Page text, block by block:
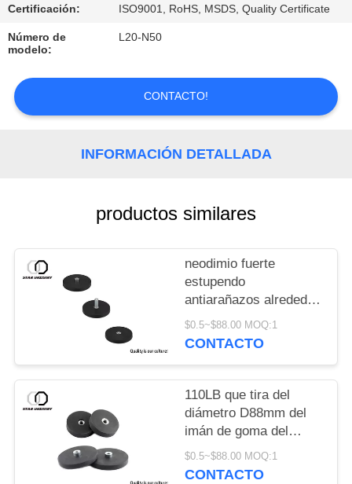
EN
CONTACTO
CON
NOTICIAS
Certificación: ISO9001, RoHS, MSDS, Quality Certificate
Número de
modelo:
L20-N50
CONTACTO!
INFORMACIÓN DETALLADA
productos similares
neodimio fuerte
estupendo
antiarañazos alrededor
del imán revestido de
goma D66 D88 para el
la iluminación
$0.5~$88.00 MOQ:1
CONTACTO
110LB que tira del
diámetro D88mm del
imán de goma del
neodimio de la fuerza
para el montaje de la
$0.5~$88.00 MOQ:1
CONTACTO